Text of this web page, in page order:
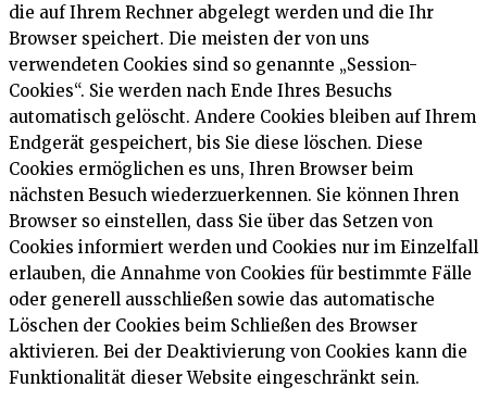
die auf Ihrem Rechner abgelegt werden und die Ihr
Browser speichert. Die meisten der von uns
verwendeten Cookies sind so genannte „Session-
Cookies“. Sie werden nach Ende Ihres Besuchs
automatisch gelöscht. Andere Cookies bleiben auf Ihrem
Endgerät gespeichert, bis Sie diese löschen. Diese
Cookies ermöglichen es uns, Ihren Browser beim
nächsten Besuch wiederzuerkennen. Sie können Ihren
Browser so einstellen, dass Sie über das Setzen von
Cookies informiert werden und Cookies nur im Einzelfall
erlauben, die Annahme von Cookies für bestimmte Fälle
oder generell ausschließen sowie das automatische
Löschen der Cookies beim Schließen des Browser
aktivieren. Bei der Deaktivierung von Cookies kann die
Funktionalität dieser Website eingeschränkt sein.